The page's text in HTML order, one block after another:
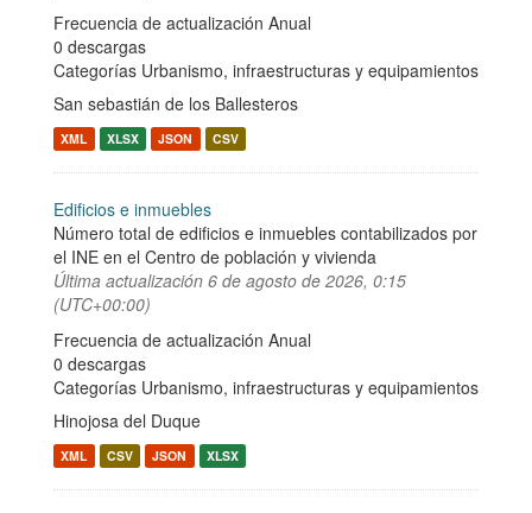
Frecuencia de actualización Anual
0 descargas
Categorías Urbanismo, infraestructuras y equipamientos
San sebastián de los Ballesteros
XML XLSX JSON CSV
Edificios e inmuebles
Número total de edificios e inmuebles contabilizados por
el INE en el Centro de población y vivienda
Última actualización 6 de agosto de 2026, 0:15
(UTC+00:00)
Frecuencia de actualización Anual
0 descargas
Categorías Urbanismo, infraestructuras y equipamientos
Hinojosa del Duque
XML CSV JSON XLSX